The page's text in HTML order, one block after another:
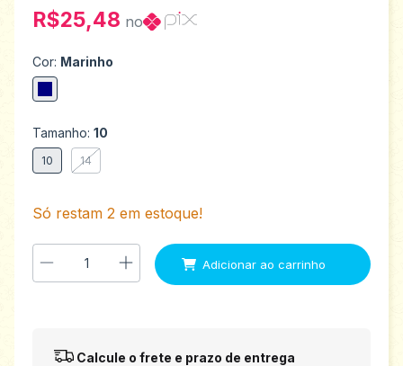
R$25,48 no
Cor: Marinho
Tamanho: 10
10 14
Só restam 2 em estoque!
Entregas para o CEP: Alterar CEP
Calcule o frete e prazo de entrega